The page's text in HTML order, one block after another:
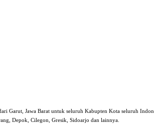
Garut, Jawa Barat untuk seluruh Kabupten Kota seluruh
Depok, Cilegon, Gresik, Sidoarjo dan lainnya.